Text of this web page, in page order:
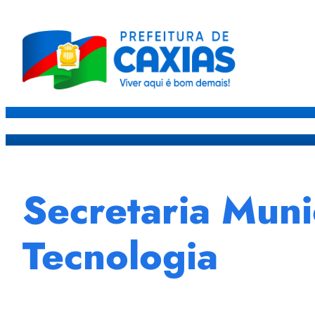
Secretaria
Tecnologia